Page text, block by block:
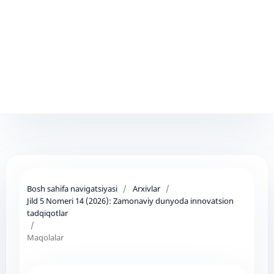
Bosh sahifa navigatsiyasi / Arxivlar /
Jild 5 Nomeri 14 (2026): Zamonaviy dunyoda innovatsion
tadqiqotlar
/
Maqolalar